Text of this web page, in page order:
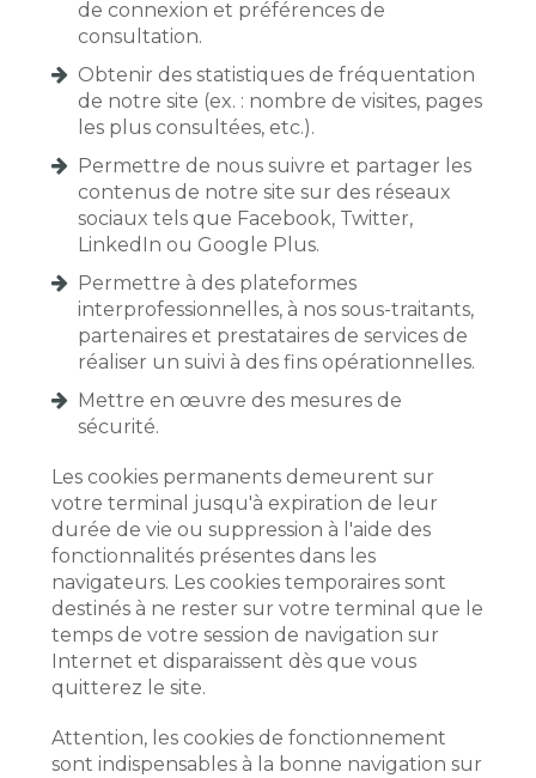
de connexion et préférences de
consultation.
Obtenir des statistiques de fréquentation
de notre site (ex. : nombre de visites, pages
les plus consultées, etc.).
Permettre de nous suivre et partager les
contenus de notre site sur des réseaux
sociaux tels que Facebook, Twitter,
LinkedIn ou Google Plus.
Permettre à des plateformes
interprofessionnelles, à nos sous-traitants,
partenaires et prestataires de services de
réaliser un suivi à des fins opérationnelles.
Mettre en œuvre des mesures de
sécurité.
Les cookies permanents demeurent sur
votre terminal jusqu'à expiration de leur
durée de vie ou suppression à l'aide des
fonctionnalités présentes dans les
navigateurs. Les cookies temporaires sont
destinés à ne rester sur votre terminal que le
temps de votre session de navigation sur
Internet et disparaissent dès que vous
quitterez le site.
Attention, les cookies de fonctionnement
sont indispensables à la bonne navigation sur